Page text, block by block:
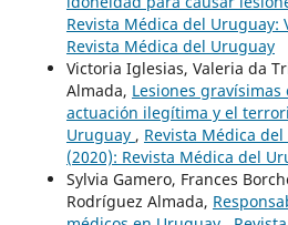
Revista Médica del Uruguay:
Revista Médica del Uruguay
Victoria Iglesias, Valeria da
Almada, Lesiones gravísimas
actuación ilegítima y el
Uruguay , Revista Médica
(2020): Revista Médica del
Sylvia Gamero, Frances
Rodríguez Almada,